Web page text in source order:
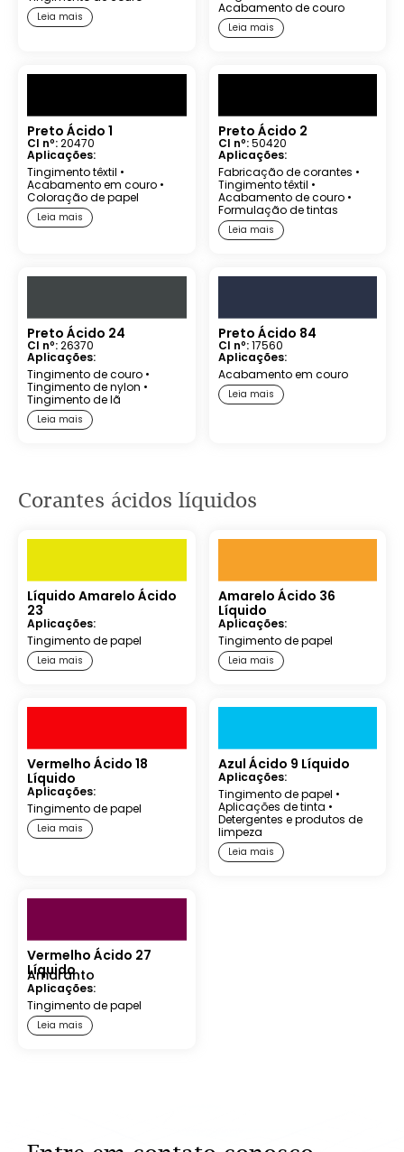
Leia mais
Acabamento de couro
Leia mais
Preto Ácido 1
CI nº:20470
Aplicações:
Tingimento têxtil •
Acabamento em couro •
Coloração de papel
Leia mais
Preto Ácido 2
CI nº:50420
Aplicações:
Fabricação de corantes •
Tingimento têxtil •
Acabamento de couro•
Formulação de tintas
Leia mais
Preto Ácido 24
CI nº:26370
Aplicações:
Tingimento de couro •
Tingimento de nylon •
Tingimento de lã
Leia mais
Preto Ácido 84
CI nº:17560
Aplicações:
Acabamento em couro
Leia mais
Corantes ácidos líquidos
Líquido Amarelo Ácido
23
Aplicações:
Tingimento de papel
Leia mais
Amarelo Ácido 36
Líquido
Aplicações:
Tingimento de papel
Leia mais
Vermelho Ácido 18
Líquido
Aplicações:
Tingimento de papel
Leia mais
Azul Ácido 9 Líquido
Aplicações:
Tingimento de papel •
Aplicações de tinta •
Detergentes e produtos de
limpeza
Leia mais
Vermelho Ácido 27
Líquido
Amaranto
Aplicações:
Tingimento de papel
Leia mais